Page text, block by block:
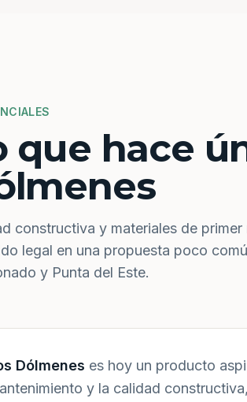
que hace
constructiva y materiales de
legal en una propuesta poco
y Punta del Este.
Dólmenes es hoy un producto
y la calidad